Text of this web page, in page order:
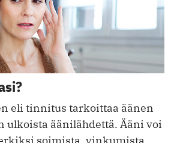
eli tinnitus tarkoittaa äänen
ulkoista äänilähdettä. Ääni voi
soimista, vinkumista,